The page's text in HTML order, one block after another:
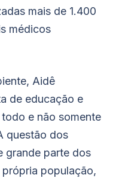
mais de 1.400
médicos
Aidê
de educação e
e não somente
questão dos
grande parte dos
população,